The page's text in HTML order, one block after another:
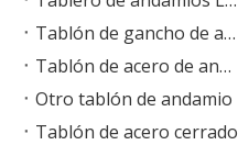
Tablón de gancho de andamio
Tablón de acero de andamio
Otro tablón de andamio
Tablón de acero cerrado